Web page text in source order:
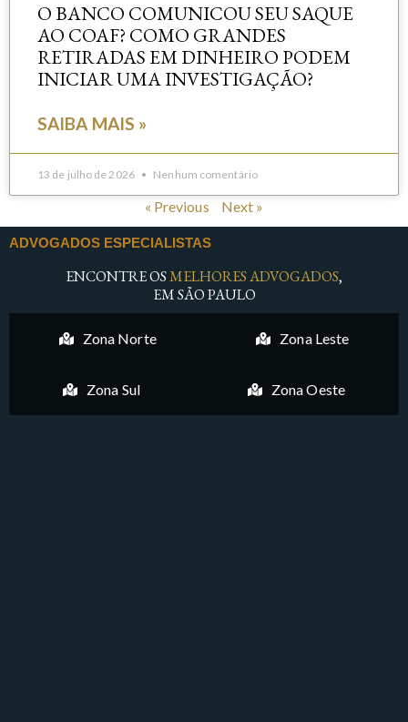
O BANCO COMUNICOU SEU SAQUE
AO COAF? COMO GRANDES
RETIRADAS EM DINHEIRO PODEM
INICIAR UMA INVESTIGAÇÃO?
SAIBA MAIS »
13 de julho de 2026 Nenhum comentário
« Previous Next »
ADVOGADOS ESPECIALISTAS
ENCONTRE OSMELHORES ADVOGADOS,
EM SÃO PAULO
Zona Norte Zona Leste
Zona Sul Zona Oeste